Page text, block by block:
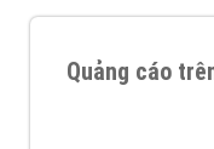
Quảng cáo